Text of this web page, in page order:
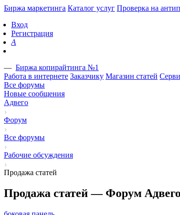
Биржа маркетинга Каталог услуг Проверка на
Вход
Регистрация
A
— Биржа копирайтинга №1
Работа в интернете Заказчику Магазин статей
Все форумы
Новые сообщения
Адвего
Форум
Все форумы
Рабочие обсуждения
Продажа статей
Продажа статей — Форум Адвего